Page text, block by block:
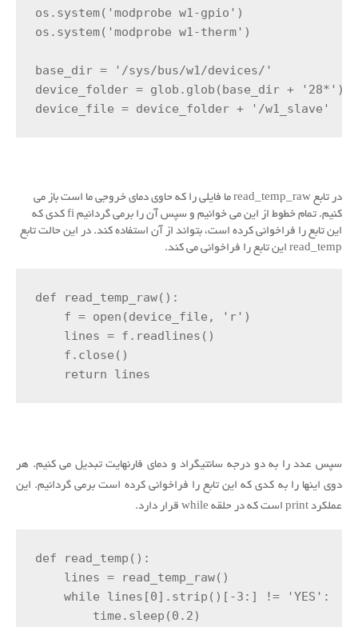
os.system('modprobe w1-gpio')
os.system('modprobe w1-therm')
base_dir = '/sys/bus/w1/devices/'
device_folder = glob.glob(base_dir +
device_file = device_folder + '/w1_slave'
در تابع read_temp_raw ما فایلی را که حاوی دمای خروجی ما است باز می
کنیم.
تمام خطوط از این می خوانیم و سپس آن را برمی گردانیم fi کدی که
این تابع را فراخوانی کرده است، بتواند از آن استفاده کند. در این حالت تابع
read_temp این تابع را فراخوانی می کند.
def read_temp_raw():
    f = open(device_file, 'r')
    lines = f.readlines()
    f.close()
    return lines
سپس عدد را به دو درجه سانتیگراد و دمای فارنهایت تبدیل می کنیم. هر
دوی اینها را به کدی که این تابع را فراخوانی کرده است برمی گردانیم. این
عملکرد print است که در حلقه while قرار دارد.
def read_temp():
    lines = read_temp_raw()
    while lines[0].strip()[-3:] != 'YES':
        time.sleep(0.2)